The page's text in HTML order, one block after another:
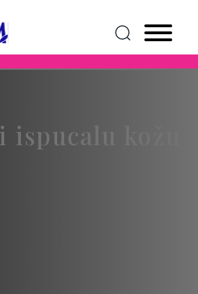
ispucalu kožu